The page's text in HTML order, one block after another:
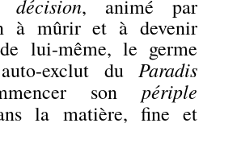
décision, animé par
à mûrir et à devenir
lui-même, le germe
exclut du Paradis
son périple
la matière, fine et